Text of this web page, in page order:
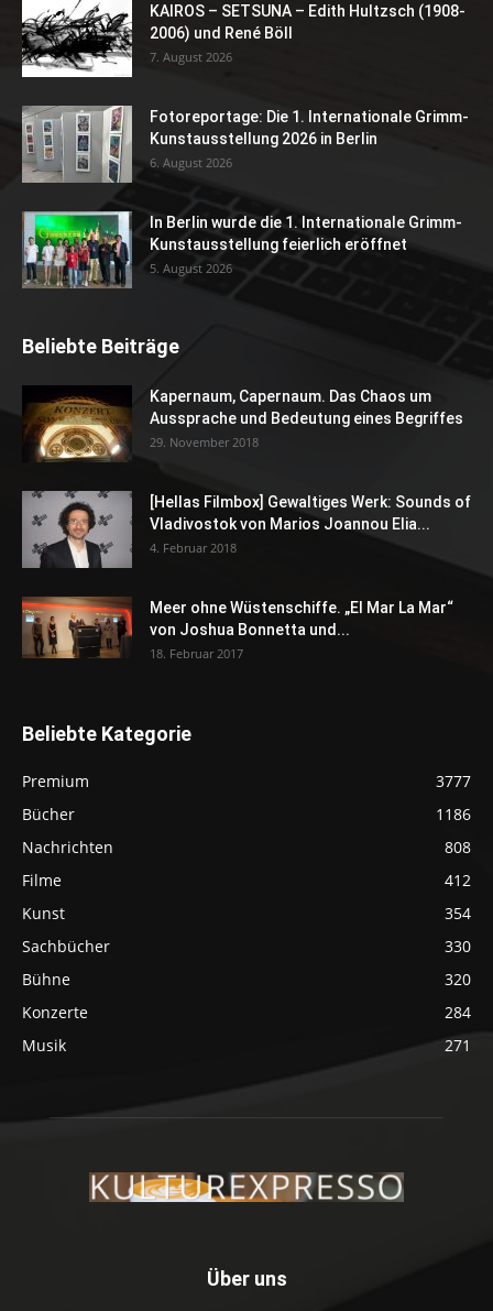
KAIROS – SETSUNA – Edith Hultzsch (1908-
2006) und René Böll
7. August 2026
Fotoreportage: Die 1. Internationale Grimm-
Kunstausstellung 2026 in Berlin
6. August 2026
In Berlin wurde die 1. Internationale Grimm-
Kunstausstellung feierlich eröffnet
5. August 2026
Beliebte Beiträge
Kapernaum, Capernaum. Das Chaos um
Aussprache und Bedeutung eines Begriffes
29. November 2018
[Hellas Filmbox] Gewaltiges Werk: Sounds of
Vladivostok von Marios Joannou Elia...
4. Februar 2018
Meer ohne Wüstenschiffe. „El Mar La Mar“
von Joshua Bonnetta und...
18. Februar 2017
Beliebte Kategorie
Premium
3777
Bücher
1186
Nachrichten
808
Filme
412
Kunst
354
Sachbücher
330
Bühne
320
Konzerte
284
Musik
271
Über uns